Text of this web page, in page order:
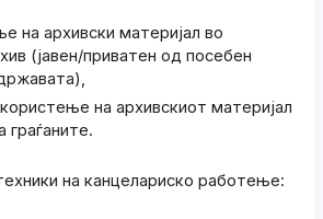
на архивски материјал во
(јавен/приватен од посебен
на архивскиот материјал
граѓаните.
на канцелариско работење: